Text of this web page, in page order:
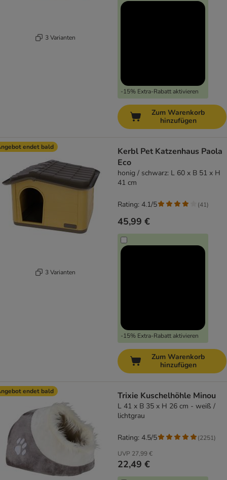
3 Varianten
-15% Extra-Rabatt aktivieren
Zum Warenkorb
hinzufügen
endet bald
3 Varianten
Kerbl Pet Katzenhaus Paola
Eco
honig / schwarz: L 60 x B 51 x H
41 cm
45,99 €
-15% Extra-Rabatt aktivieren
Rating: 4.1/5 (41)
Zum Warenkorb
hinzufügen
endet bald Trixie Kuschelhöhle Minou
L 41 x B 35 x H 26 cm - weiß /
lichtgrau
UVP 27,99 €
22,49 €
Rating: 4.5/5 (2251)